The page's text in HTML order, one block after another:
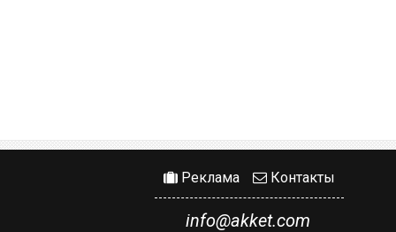
Реклама Контакты
info@akket.com